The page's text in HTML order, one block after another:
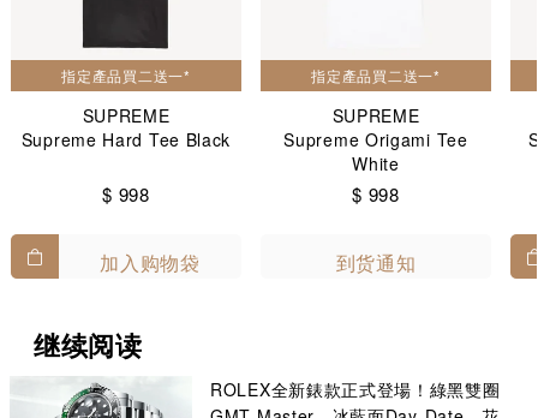
指定產品買二送一*
SUPREME
Supreme Hard Tee Black
$ 998
加入购物袋
指定產品買二送一*
SUPREME
Supreme Origami Tee
White
$ 998
到货通知
继续阅读
ROLEX全新錶款正式登場！綠黑雙圈